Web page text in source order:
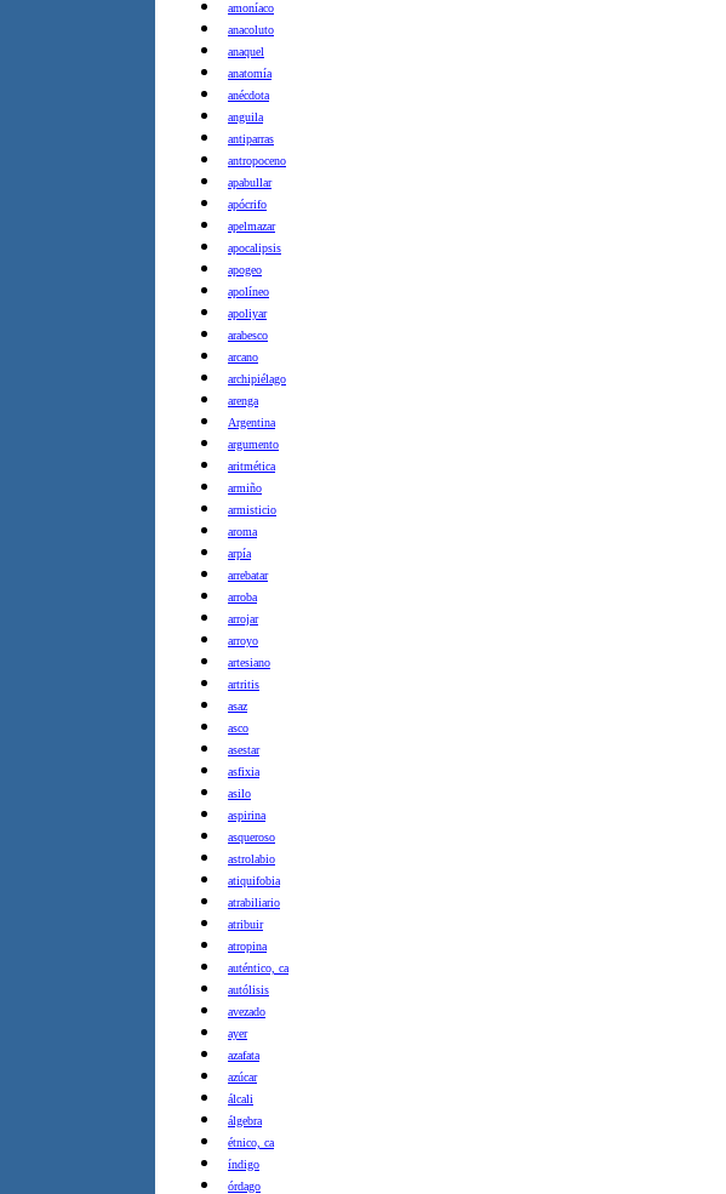
amoníaco
anacoluto
anaquel
anatomía
anécdota
anguila
antiparras
antropoceno
apabullar
apócrifo
apelmazar
apocalipsis
apogeo
apolíneo
apoliyar
arabesco
arcano
archipiélago
arenga
Argentina
argumento
aritmética
armiño
armisticio
aroma
arpía
arrebatar
arroba
arrojar
arroyo
artesiano
artritis
asaz
asco
asestar
asfixia
asilo
aspirina
asqueroso
astrolabio
atiquifobia
atrabiliario
atribuir
atropina
auténtico, ca
autólisis
avezado
ayer
azafata
azúcar
álcali
álgebra
étnico, ca
índigo
órdago